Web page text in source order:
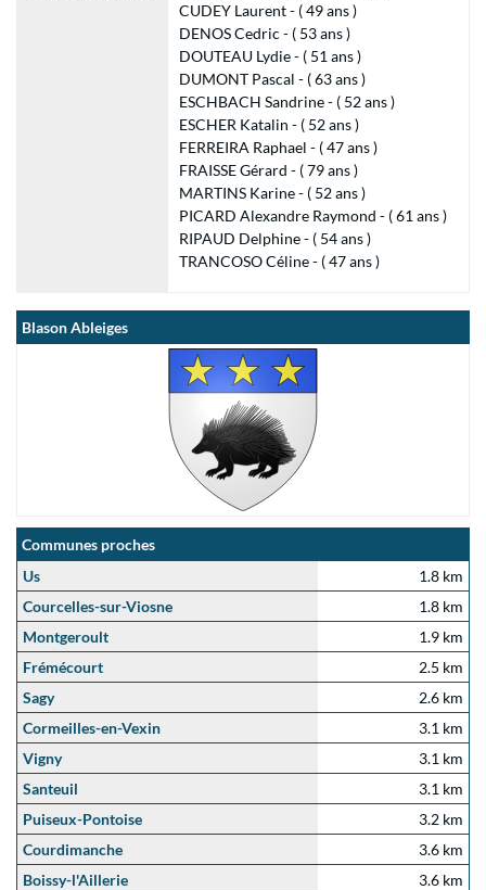
CUDEY Laurent - ( 49 ans )
DENOS Cedric - ( 53 ans )
DOUTEAU Lydie - ( 51 ans )
DUMONT Pascal - ( 63 ans )
ESCHBACH Sandrine - ( 52 ans )
ESCHER Katalin - ( 52 ans )
FERREIRA Raphael - ( 47 ans )
FRAISSE Gérard - ( 79 ans )
MARTINS Karine - ( 52 ans )
PICARD Alexandre Raymond - ( 61 ans )
RIPAUD Delphine - ( 54 ans )
TRANCOSO Céline - ( 47 ans )
Blason Ableiges
Communes proches
Us
1.8 km
Courcelles-sur-Viosne
1.8 km
Montgeroult
1.9 km
Frémécourt
2.5 km
Sagy
2.6 km
Cormeilles-en-Vexin
3.1 km
Vigny
3.1 km
Santeuil
3.1 km
Puiseux-Pontoise
3.2 km
Courdimanche
3.6 km
Boissy-l'Aillerie
3.6 km